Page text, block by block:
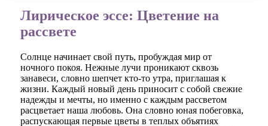
Лирическое эссе: Цветение на
рассвете
Солнце начинает свой путь, пробуждая мир от
ночного покоя. Нежные лучи проникают сквозь
занавеси, словно шепчет кто-то утра, приглашая к
жизни. Каждый новый день приносит с собой свежие
надежды и мечты, но именно с каждым рассветом
расцветает наша любовь. Она словно юная побеговка,
распускающая первые цветы в теплых объятиях